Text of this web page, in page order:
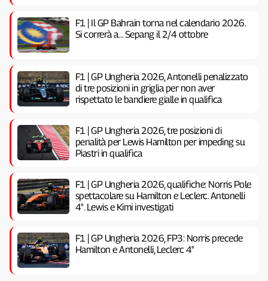
F1 | Il GP Bahrain torna nel calendario 2026.
Si correrà a… Sepang il 2/4 ottobre
F1 | GP Ungheria 2026, Antonelli penalizzato
di tre posizioni in griglia per non aver
rispettato le bandiere gialle in qualifica
F1 | GP Ungheria 2026, tre posizioni di
penalità per Lewis Hamilton per impeding su
Piastri in qualifica
F1 | GP Ungheria 2026, qualifiche: Norris Pole
spettacolare su Hamilton e Leclerc. Antonelli
4°. Lewis e Kimi investigati
F1 | GP Ungheria 2026, FP3: Norris precede
Hamilton e Antonelli, Leclerc 4°